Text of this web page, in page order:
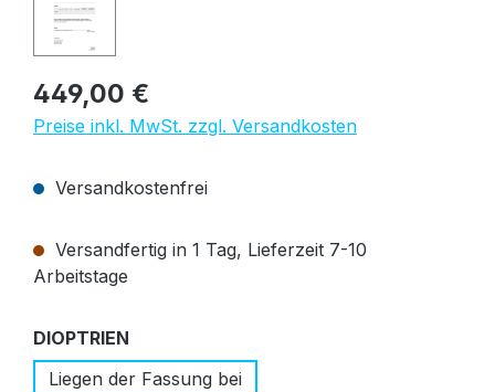
Regulärer Preis:
449,00 €
Preise inkl. MwSt. zzgl. Versandkosten
Versandkostenfrei
Versandfertig in 1 Tag, Lieferzeit 7-10
Arbeitstage
DIOPTRIEN
Liegen der Fassung bei